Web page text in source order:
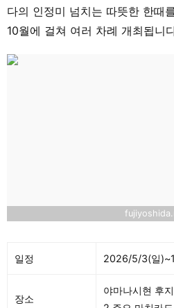
다의 인정미 넘치는 따뜻한 한때
10월에 걸쳐 여러 차례 개최됩니
일정 2026/5/3(일
장소
야마나시현 후